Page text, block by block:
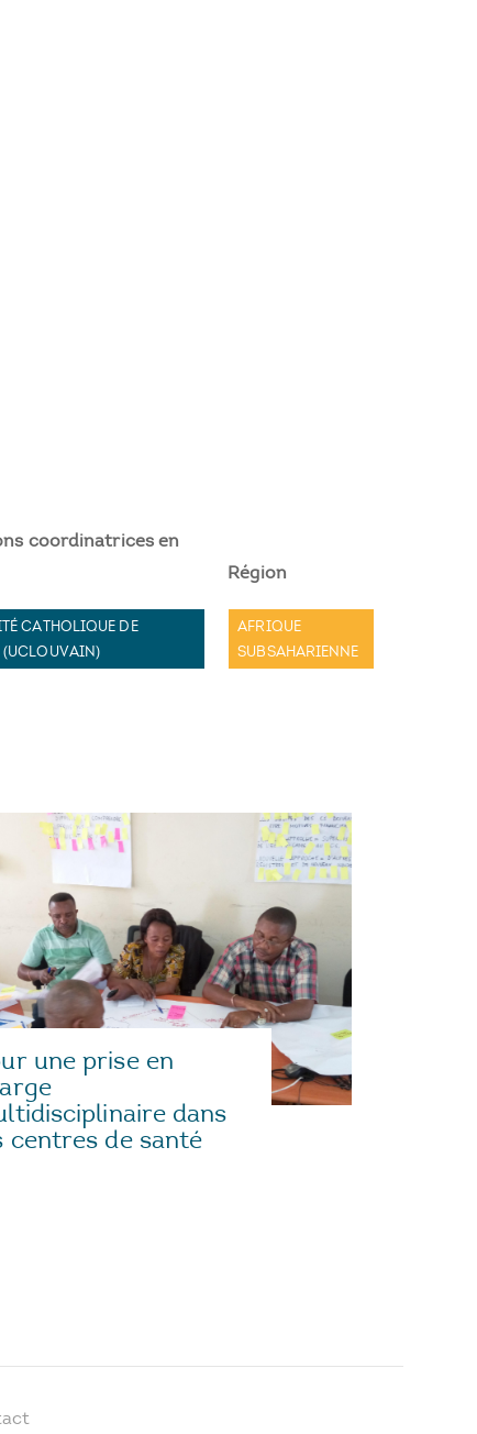
coordinatrices en
Région
CATHOLIQUE DE
AFRIQUE
SUBSAHARIENNE
une prise en
dans
centres de santé